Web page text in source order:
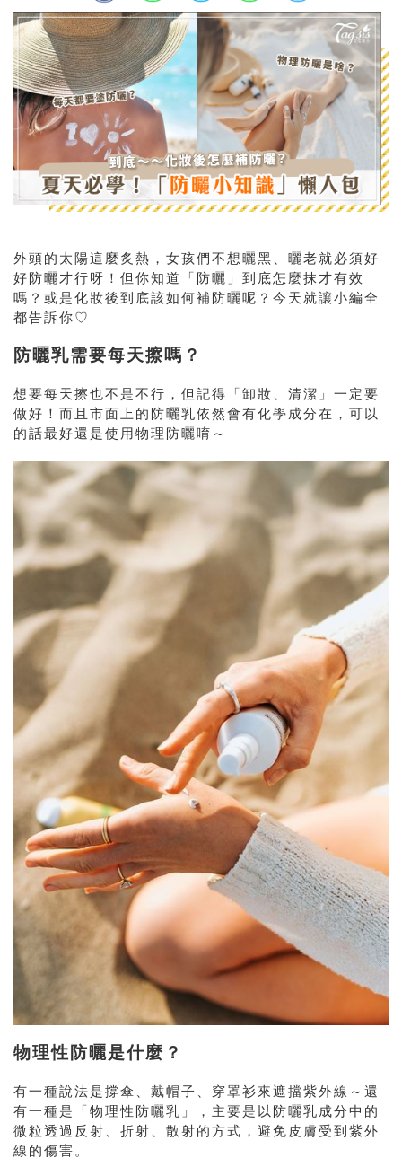
外頭的太陽這麼炙熱，女孩們不想曬黑、曬老就必須好
好防曬才行呀！但你知道「防曬」到底怎麼抹才有效
嗎？或是化妝後到底該如何補防曬呢？今天就讓小編全
都告訴你♡
防曬乳需要每天擦嗎？
想要每天擦也不是不行，但記得「卸妝、清潔」一定要
做好！而且市面上的防曬乳依然會有化學成分在，可以
的話最好還是使用物理防曬唷～
物理性防曬是什麼？
有一種說法是撐傘、戴帽子、穿罩衫來遮擋紫外線～還
有一種是「物理性防曬乳」，主要是以防曬乳成分中的
微粒透過反射、折射、散射的方式，避免皮膚受到紫外
線的傷害。